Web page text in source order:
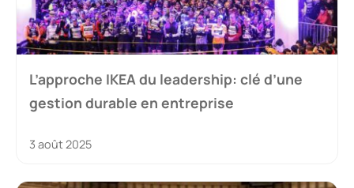
L’approche IKEA du leadership: clé d’une
gestion durable en entreprise
3 août 2025